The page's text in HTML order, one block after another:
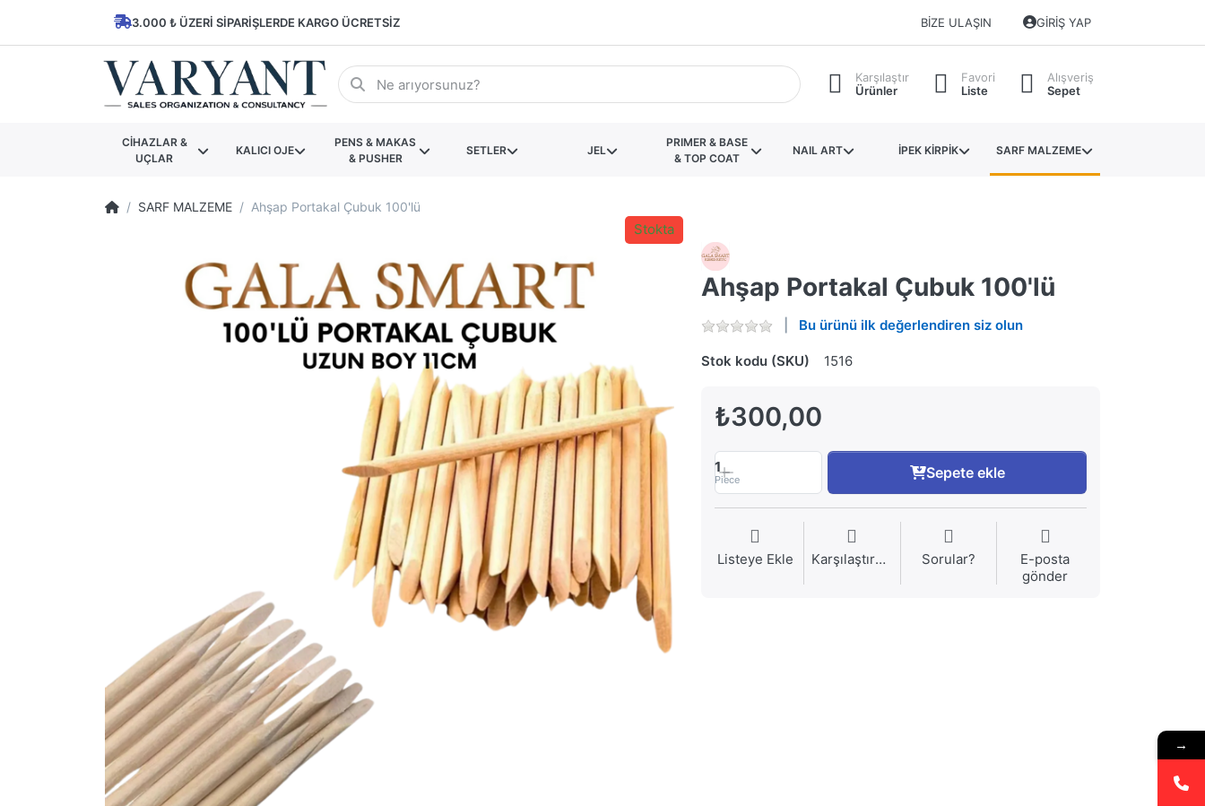
3.000 ₺ ÜZERI SIPARIŞLERDE KARGO ÜCRETSIZ BIZE ULAŞIN GIRIŞ YAP
Karşılaştır
Ürünler
Favori
Liste
Alışveriş
Sepet
CİHAZLAR &
UÇLAR
KALICI OJE
PENS & MAKAS
& PUSHER
SETLER JEL
PRIMER & BASE
& TOP COAT
NAIL ART İPEK KİRPİK SARF MALZEME
SARF MALZEME Ahşap Portakal Çubuk 100'lü
Ahşap Portakal Çubuk 100'lü
Bu ürünü ilk değerlendiren siz olun
Stok kodu (SKU) 1516
₺300,00
Stokta
1
Piece Sepete ekle
Listeye Ekle Karşılaştırma Sorular?
E-posta
gönder
→